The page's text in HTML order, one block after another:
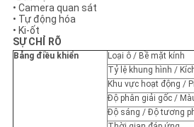
• Camera quan sát
• Tự động hóa
• Ki-ốt
SỰ CHỈ RÕ
Bảng điều khiển Loại ô / Bề mặt kính
Tỷ lệ khung hình /
Khu vực hoạt động /
Độ phân giải gốc /
Độ sáng / Độ tương